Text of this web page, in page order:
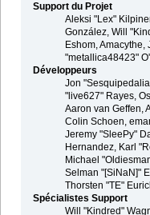
Support du Projet
Aleksi "Lex"
González, Will
Eshom,
"metallica48423"
Développeurs
Jon
"live627" Rayes,
Aaron van Geffen,
Colin Schoen,
Jeremy "SleePy"
Hernandez, Karl
Michael
Selman "[SiNaN]"
Thorsten "TE"
Spécialistes Support
Will "Kindred"